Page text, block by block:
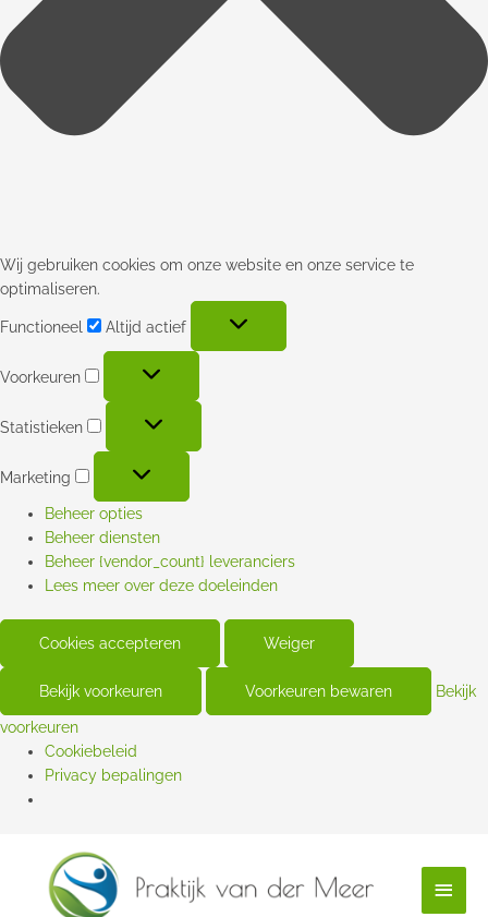
Wij gebruiken cookies om onze website en onze service te
optimaliseren.
Functioneel Altijd actief
Voorkeuren
Statistieken
Marketing
Beheer opties
Beheer diensten
Beheer {vendor_count} leveranciers
Lees meer over deze doeleinden
Cookies accepteren Weiger
Bekijk voorkeuren Voorkeuren bewaren Bekijk
voorkeuren
Cookiebeleid
Privacy bepalingen